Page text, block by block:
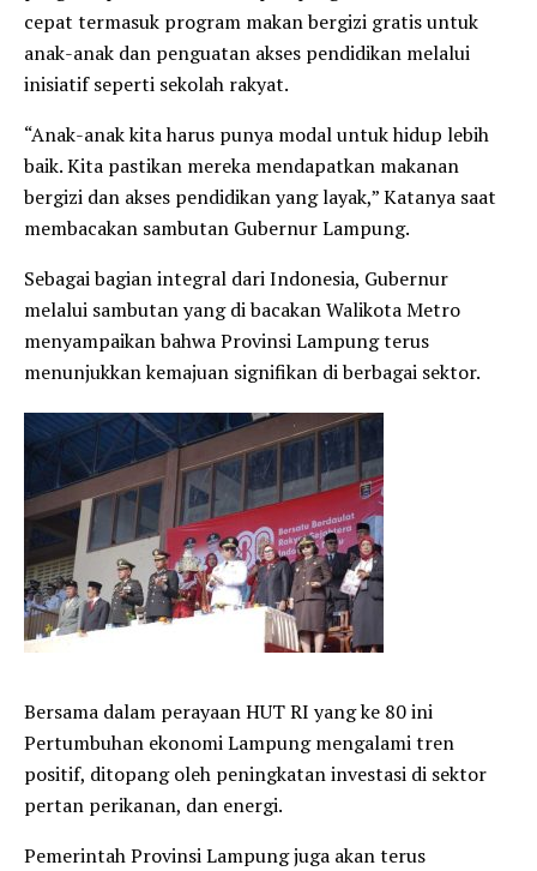
cepat termasuk program makan bergizi gratis untuk
anak-anak dan penguatan akses pendidikan melalui
inisiatif seperti sekolah rakyat.
“Anak-anak kita harus punya modal untuk hidup lebih
baik. Kita pastikan mereka mendapatkan makanan
bergizi dan akses pendidikan yang layak,” Katanya saat
membacakan sambutan Gubernur Lampung.
Sebagai bagian integral dari Indonesia, Gubernur
melalui sambutan yang di bacakan Walikota Metro
menyampaikan bahwa Provinsi Lampung terus
menunjukkan kemajuan signifikan di berbagai sektor.
Bersama dalam perayaan HUT RI yang ke 80 ini
Pertumbuhan ekonomi Lampung mengalami tren
positif, ditopang oleh peningkatan investasi di sektor
pertan perikanan, dan energi.
Pemerintah Provinsi Lampung juga akan terus